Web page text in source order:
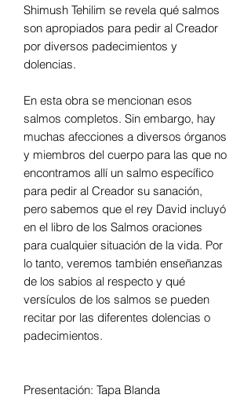
Shimush Tehilim se revela qué salmos
son apropiados para pedir al Creador
por diversos padecimientos y
dolencias.
En esta obra se mencionan esos
salmos completos. Sin embargo, hay
muchas afecciones a diversos órganos
y miembros del cuerpo para las que no
encontramos allí un salmo específico
para pedir al Creador su sanación,
pero sabemos que el rey David incluyó
en el libro de los Salmos oraciones
para cualquier situación de la vida. Por
lo tanto, veremos también enseñanzas
de los sabios al respecto y qué
versículos de los salmos se pueden
recitar por las diferentes dolencias o
padecimientos.
Presentación: Tapa Blanda